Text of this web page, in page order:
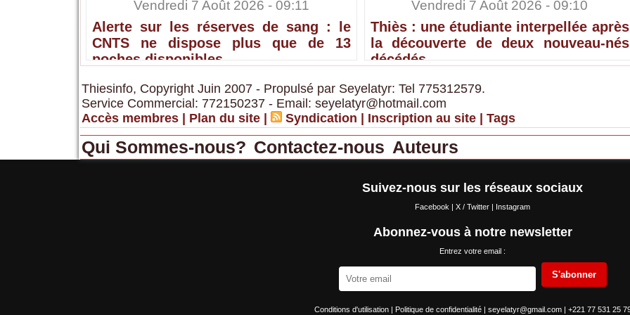
Vendredi 7 Août 2026 - 09:11
Alerte sur les réserves de sang : le
CNTS ne dispose plus que de 13
poches disponibles
Vendredi 7 Août 2026 - 09:10
Thiès : une étudiante interpellée après
la découverte de deux nouveau-nés
décédés
Thiesinfo, Copyright Juin 2007 - Propulsé par Seyelatyr: Tel 775312579.
Service Commercial: 772150237 - Email: seyelatyr@hotmail.com
Accès membres | Plan du site | Syndication | Inscription au site | Tags
Qui Sommes-nous? Contactez-nous Auteurs
Suivez-nous sur les réseaux sociaux
Facebook | X / Twitter | Instagram
Abonnez-vous à notre newsletter
Entrez votre email :
S'abonner
Conditions d'utilisation | Politique de confidentialité | seyelatyr@gmail.com | +221 77 531 25